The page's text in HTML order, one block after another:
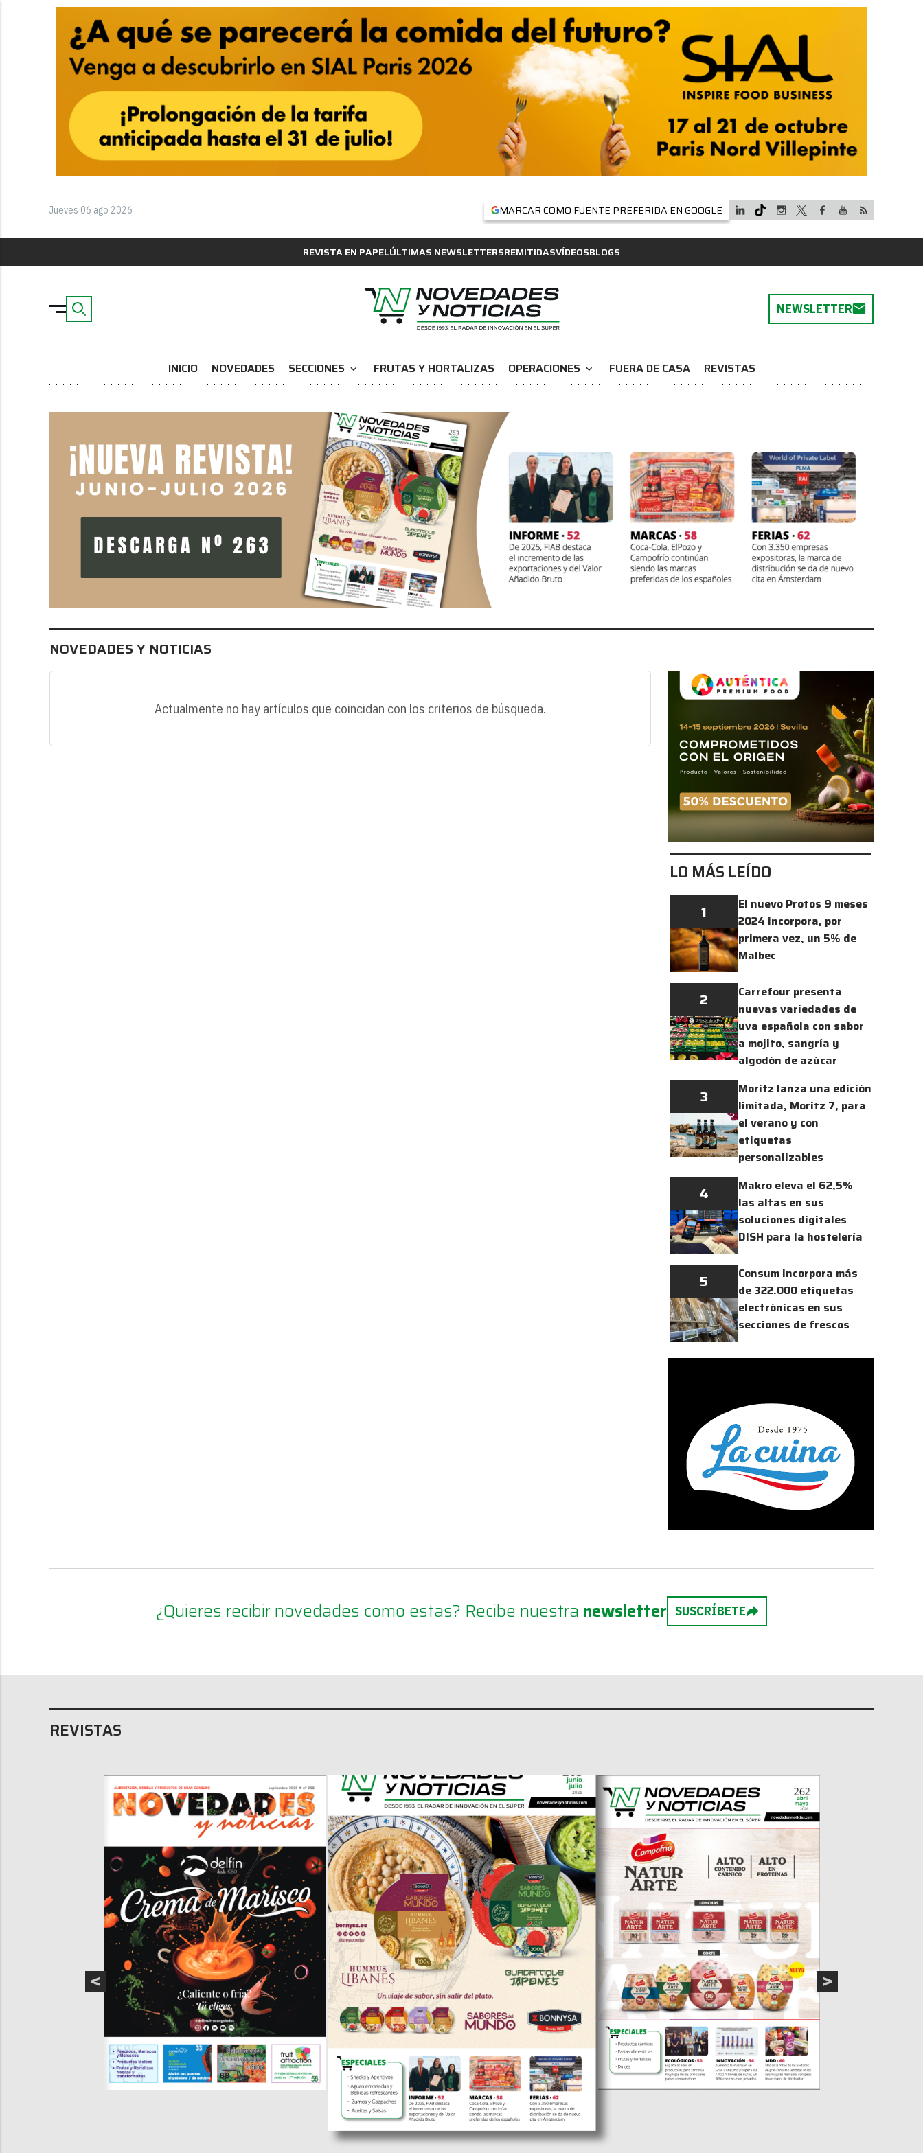
Jueves 06 ago 2026 MARCAR COMO FUENTE PREFERIDA EN GOOGLE
REVISTA EN PAPELÚLTIMAS NEWSLETTERSREMITIDASVÍDEOSBLOGS
NEWSLETTER
INICIO NOVEDADES SECCIONES expand_more FRUTAS Y HORTALIZAS OPERACIONES expand_more FUERA DE CASA REVISTAS
NOVEDADES Y NOTICIAS
Actualmente no hay artículos que coincidan con los criterios de búsqueda.
LO MÁS LEÍDO
1
El nuevo Protos 9 meses
2024 incorpora, por
primera vez, un 5% de
Malbec
2
Carrefour presenta
nuevas variedades de
uva española con sabor
a mojito, sangría y
algodón de azúcar
3
Moritz lanza una edición
limitada, Moritz 7, para
el verano y con
etiquetas
personalizables
4
Makro eleva el 62,5%
las altas en sus
soluciones digitales
DISH para la hostelería
5
Consum incorpora más
de 322.000 etiquetas
electrónicas en sus
secciones de frescos
¿Quieres recibir novedades como estas? Recibe nuestra newsletter SUSCRÍBETE
REVISTAS